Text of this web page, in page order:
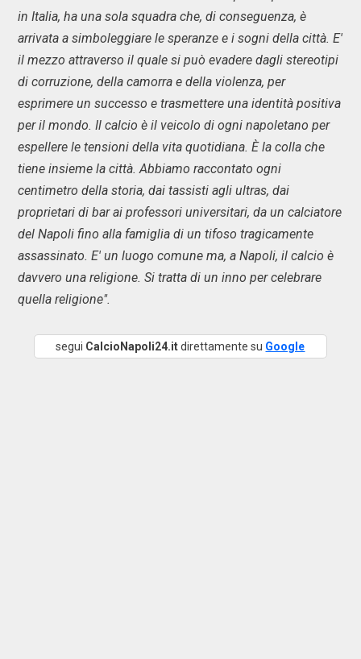
in Italia, ha una sola squadra che, di conseguenza, è
arrivata a simboleggiare le speranze e i sogni della città. E'
il mezzo attraverso il quale si può evadere dagli stereotipi
di corruzione, della camorra e della violenza, per
esprimere un successo e trasmettere una identità positiva
per il mondo. Il calcio è il veicolo di ogni napoletano per
espellere le tensioni della vita quotidiana. È la colla che
tiene insieme la città. Abbiamo raccontato ogni
centimetro della storia, dai tassisti agli ultras, dai
proprietari di bar ai professori universitari, da un calciatore
del Napoli fino alla famiglia di un tifoso tragicamente
assassinato. E' un luogo comune ma, a Napoli, il calcio è
davvero una religione. Si tratta di un inno per celebrare
quella religione".
segui CalcioNapoli24.itdirettamente su Google